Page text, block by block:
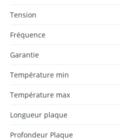
Tension
Fréquence
Garantie
Température min
Température max
Longueur plaque
Profondeur Plaque